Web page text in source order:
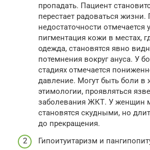
пропадать. Пациент
перестает радоваться жизни.
недостаточности отмечается
пигментация кожи в местах,
одежда, становятся явно
потемнения вокруг ануса. У
стадиях отмечается
давление. Могут быть боли в
этимологии, проявляться
заболевания ЖКТ. У женщин
становятся скудными, но
до прекращения.
Гипоитуитаризм и